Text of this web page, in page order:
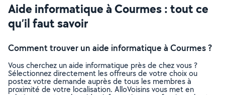
Aide informatique à Courmes : tout ce
qu’il faut savoir
Comment trouver un aide informatique à Courmes ?
Vous cherchez un aide informatique près de chez vous ?
Sélectionnez directement les offreurs de votre choix ou
postez votre demande auprès de tous les membres à
proximité de votre localisation. AlloVoisins vous met en